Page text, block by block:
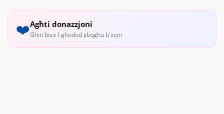
❤️Agħti donazzjoni
Għin biex l-għodod jibqgħu b'xejn